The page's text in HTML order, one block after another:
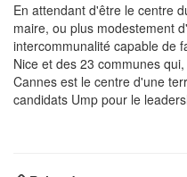
En attendant d'être le centre
maire, ou plus modestement
intercommunalité capable de
Nice et des 23 communes
Cannes est le centre d'une
candidats Ump pour le